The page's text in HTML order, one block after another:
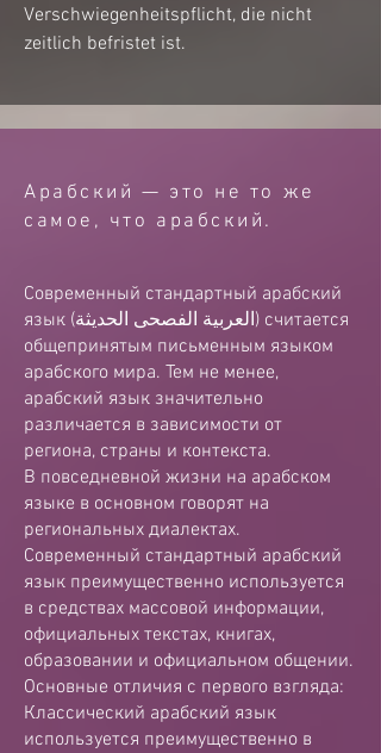
Verschwiegenheitspflicht, die nicht
zeitlich befristet ist.
Арабский — это не то же
самое, что арабский.
Современный стандартный арабский
язык (العربية الفصحى الحديثة) считается
общепринятым письменным языком
арабского мира. Тем не менее,
арабский язык значительно
различается в зависимости от
региона, страны и контекста.
В повседневной жизни на арабском
языке в основном говорят на
региональных диалектах.
Современный стандартный арабский
язык преимущественно используется
в средствах массовой информации,
официальных текстах, книгах,
образовании и официальном общении.
Основные отличия с первого взгляда:
Классический арабский язык
используется преимущественно в